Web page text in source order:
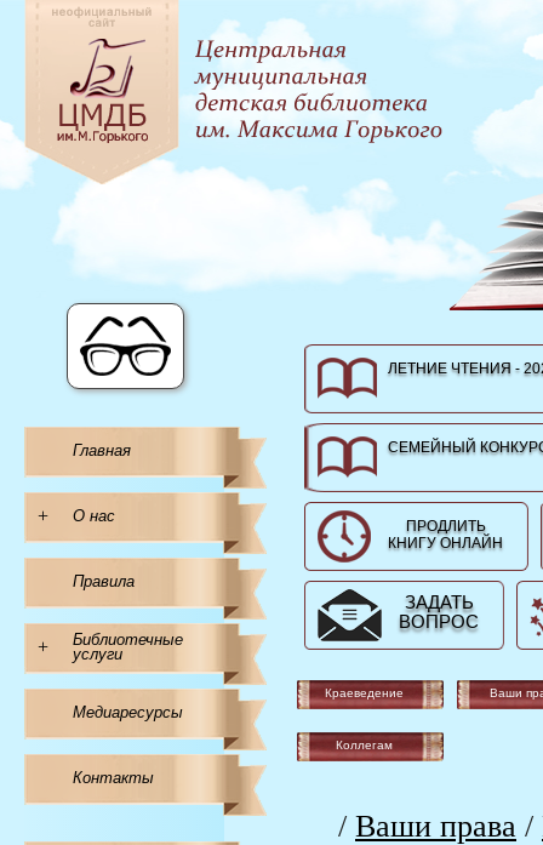
Главная
+ О нас
Правила
+
Библиотечные
услуги
Медиаресурсы
Контакты
ЛЕТНИЕ ЧТЕНИЯ -
СЕМЕЙНЫЙ
ПРОДЛИТЬ
КНИГУ ОНЛАЙН
ЗАДАТЬ
ВОПРОС
Краеведение Ваши
Коллегам
/ Ваши права /